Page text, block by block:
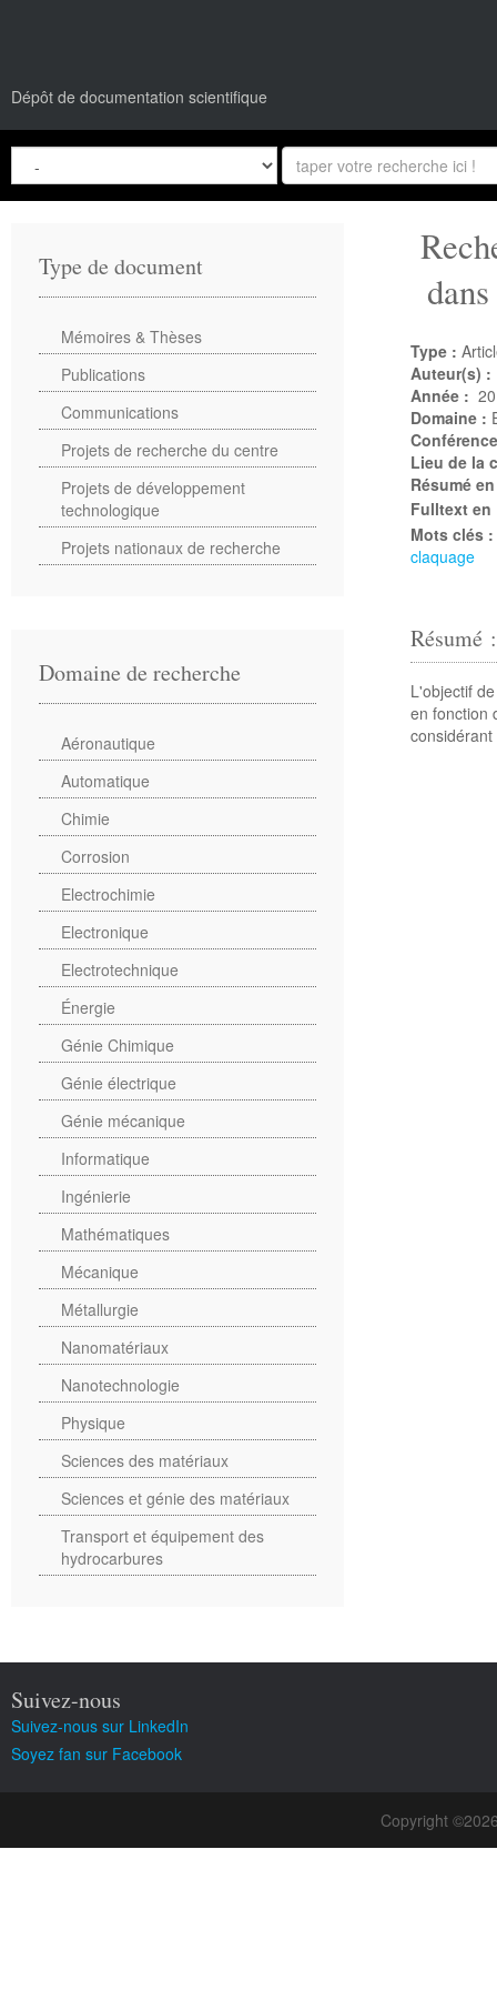
Dépôt de documentation scientifique
Type :
Auteur(s) :
Année :
Domaine :
Lieu de la
Résumé
Fulltext en
Mots clés :
claquage
L'objectif
en fonction
Type de document
Mémoires & Thèses
Publications
Communications
Projets de recherche du centre
Projets de développement
technologique
Projets nationaux de recherche
Domaine de recherche
Aéronautique
Automatique
Chimie
Corrosion
Electrochimie
Electronique
Electrotechnique
Énergie
Génie Chimique
Génie électrique
Génie mécanique
Informatique
Ingénierie
Mathématiques
Mécanique
Métallurgie
Nanomatériaux
Nanotechnologie
Physique
Sciences des matériaux
Sciences et génie des matériaux
Transport et équipement des
hydrocarbures
Suivez-nous
Suivez-nous sur LinkedIn
Soyez fan sur Facebook
Copyright